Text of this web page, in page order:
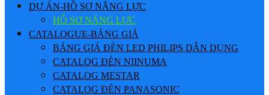
DỰ ÁN-HỒ SƠ NĂNG LỰC
HỒ SƠ NĂNG LỰC
CATALOGUE-BẢNG GIÁ
BẢNG GIÁ ĐÈN LED PHILIPS DÂN DỤNG
CATALOG ĐÈN NIINUMA
CATALOG MESTAR
CATALOG ĐÈN PANASONIC